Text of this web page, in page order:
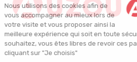
Nous utilisons des cookies afin de
vous accompagner au mieux lors de
votre visite et vous proposer ainsi la
meilleure expérience qui soit en toute
souhaitez, vous êtes libres de revoir
cliquant sur "Je choisis"